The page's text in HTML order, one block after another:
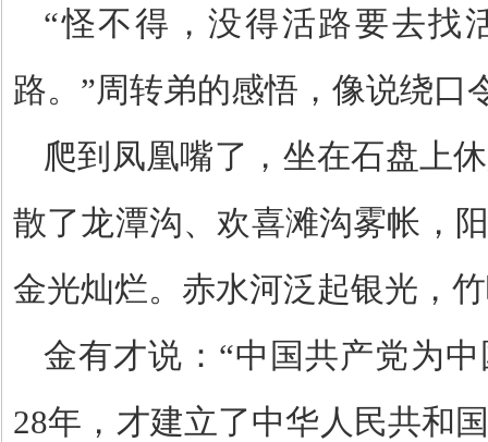
“怪不得，没得活路要去找
路。 ”周转弟的感悟，像说绕口
爬到凤凰嘴了，坐在石盘上
散了龙潭沟、欢喜滩沟雾帐，
金光灿烂。赤水河泛起银光，
金有才说： “中国共产党为
28年，才建立了中华人民共和